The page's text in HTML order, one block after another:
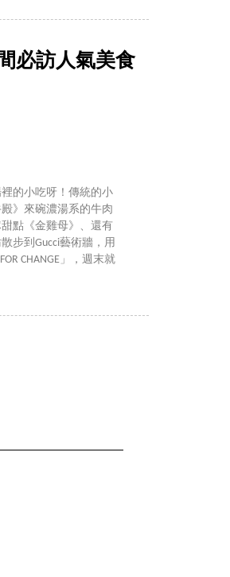
必訪人氣美食
的小吃呀！傳統的小
》來碗濃湯系的牛肉
點《金雞母》、還有
步到Gucci藝術牆，用
CHANGE」，週末就